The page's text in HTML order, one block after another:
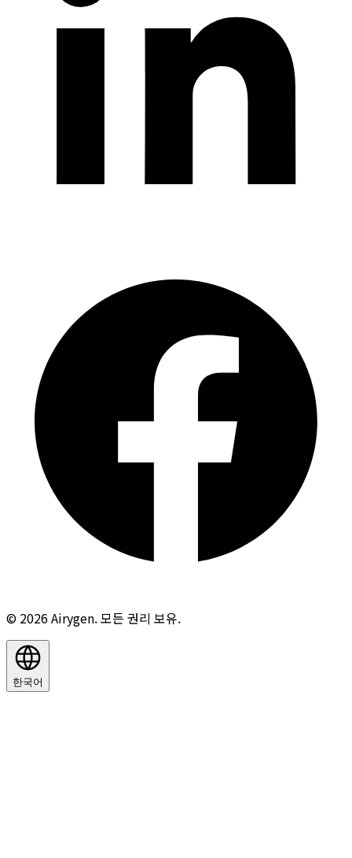
© 2026 Airygen. 모든 권리 보유.
한국어